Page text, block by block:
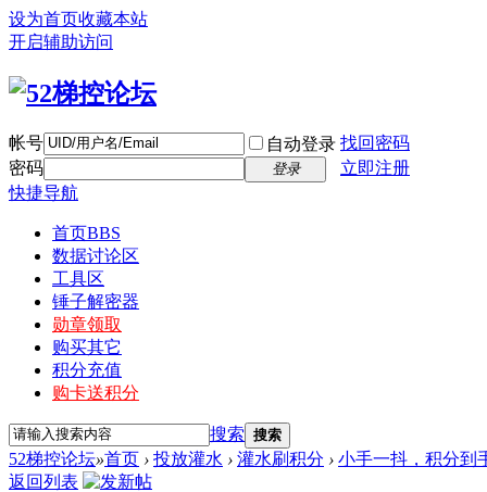
设为首页收藏本站
开启辅助访问
帐号 自动登录 找回密码
密码
登录
立即注册
快捷导航
首页BBS
数据讨论区
工具区
锤子解密器
勋章领取
购买其它
积分充值
购卡送积分
搜索 搜索
52梯控论坛»首页 › 投放灌水 › 灌水刷积分 › 小手一抖，积分到
返回列表